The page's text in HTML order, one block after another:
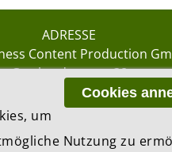
ADRESSE
Content Production
Gotthardstrasse 38
8002 ZürichCookies
um
Nutzung zu